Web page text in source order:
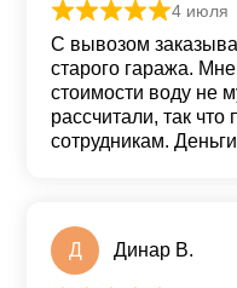
Оценка
4 июля
С вывозом
старого гаража.
стоимости воду не
рассчитали, так что
сотрудникам.
Д Динар В.